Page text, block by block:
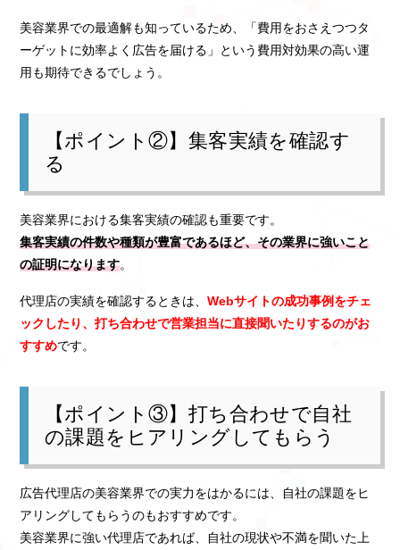
美容業界での最適解も知っているため、「費用をおさえつつタ
ーゲットに効率よく広告を届ける」という費用対効果の高い運
用も期待できるでしょう。
【ポイント②】集客実績を確認す
る
美容業界における集客実績の確認も重要です。
集客実績の件数や種類が豊富であるほど、その業界に強いこと
の証明になります。
代理店の実績を確認するときは、Webサイトの成功事例をチェ
ックしたり、打ち合わせで営業担当に直接聞いたりするのがお
すすめです。
【ポイント③】打ち合わせで自社
の課題をヒアリングしてもらう
広告代理店の美容業界での実力をはかるには、自社の課題をヒ
アリングしてもらうのもおすすめです。
美容業界に強い代理店であれば、自社の現状や不満を聞いた上